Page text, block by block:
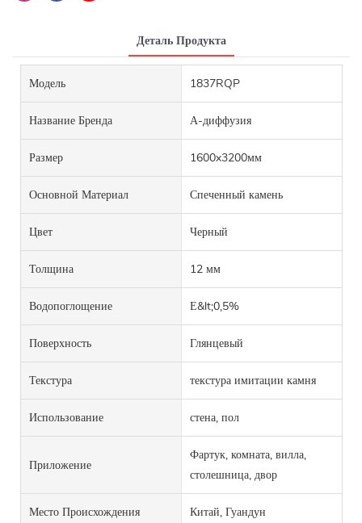
Деталь Продукта
Модель 1837RQP
Название Бренда А-диффузия
Размер 1600x3200мм
Основной Материал Спеченный камень
Цвет Черный
Толщина 12 мм
Водопоглощение Е&lt;0,5%
Поверхность Глянцевый
Текстура текстура имитации камня
Использование стена, пол
Приложение
Фартук, комната, вилла,
столешница, двор
Место Происхождения Китай, Гуандун